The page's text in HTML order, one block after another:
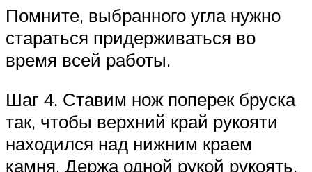
Помните, выбранного угла нужно
стараться придерживаться во
время всей работы.
Шаг 4. Ставим нож поперек бруска
так, чтобы верхний край рукояти
находился над нижним краем
камня. Держа одной рукой рукоять,